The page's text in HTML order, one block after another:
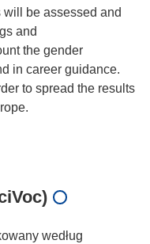
be assessed and
and
the gender
in career guidance.
to spread the results
według